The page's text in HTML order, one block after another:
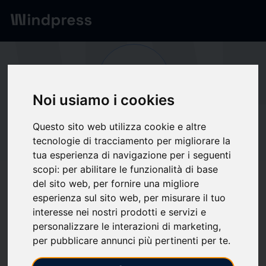
Noi usiamo i cookies
Questo sito web utilizza cookie e altre
tecnologie di tracciamento per migliorare la
tua esperienza di navigazione per i seguenti
scopi: per abilitare le funzionalità di base
del sito web, per fornire una migliore
esperienza sul sito web, per misurare il tuo
interesse nei nostri prodotti e servizi e
personalizzare le interazioni di marketing,
per pubblicare annunci più pertinenti per te.
Network/Società
Non verificato
Oshkosh Defense
LLC
favorite Segui aggiornamenti
Di cosa scriviamo